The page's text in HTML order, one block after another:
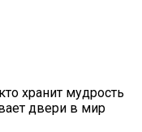
хранит мудрость
двери в мир